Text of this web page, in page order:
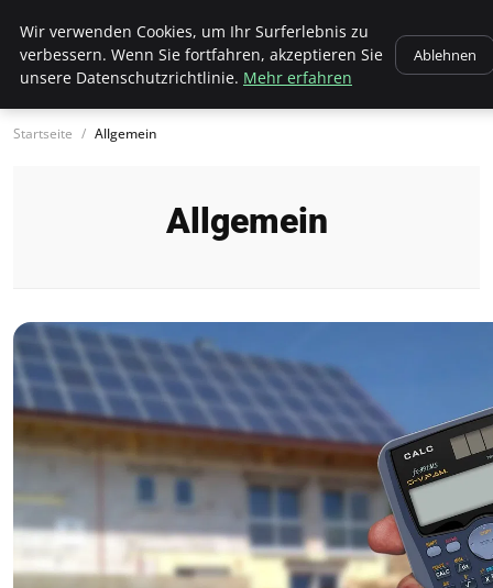
Bistro Grammophon
Startseite Allgemein
Allgemein
Wir verwenden Cookies, um Ihr Surferlebnis zu
verbessern. Wenn Sie fortfahren, akzeptieren Sie
unsere Datenschutzrichtlinie. Mehr erfahren
Ablehnen